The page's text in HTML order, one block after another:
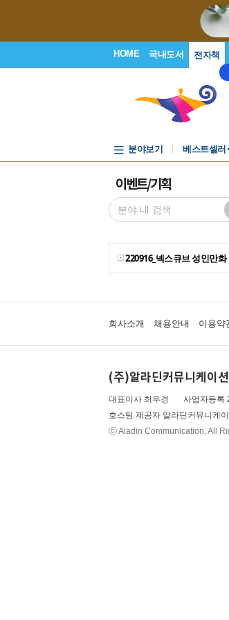
HOME 국내도서 전자책
분야보기 베스트셀러
이벤트/기획
220916_넥스큐브 성인만화
회사소개 채용안내 이용약
(주)알라딘커뮤니케이션
대표이사 최우경 사업자등록
호스팅 제공자 알라딘커뮤니케
ⓒ Aladin Communication. All